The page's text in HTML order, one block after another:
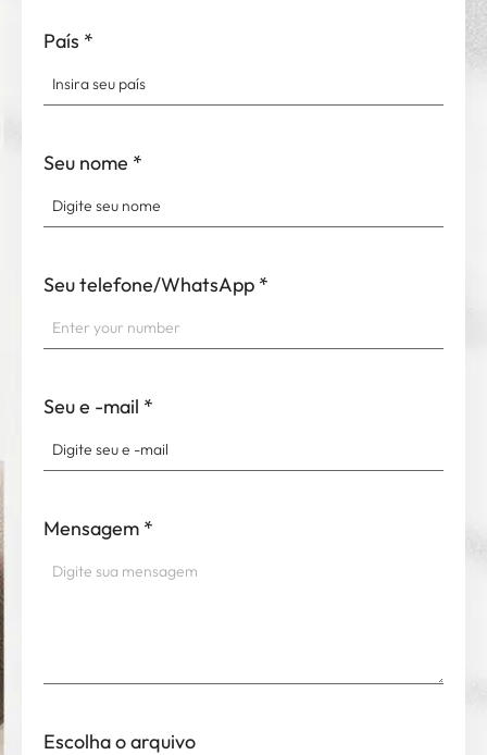
País *
Seu nome *
Seu telefone/WhatsApp *
Seu e -mail *
Mensagem *
Escolha o arquivo